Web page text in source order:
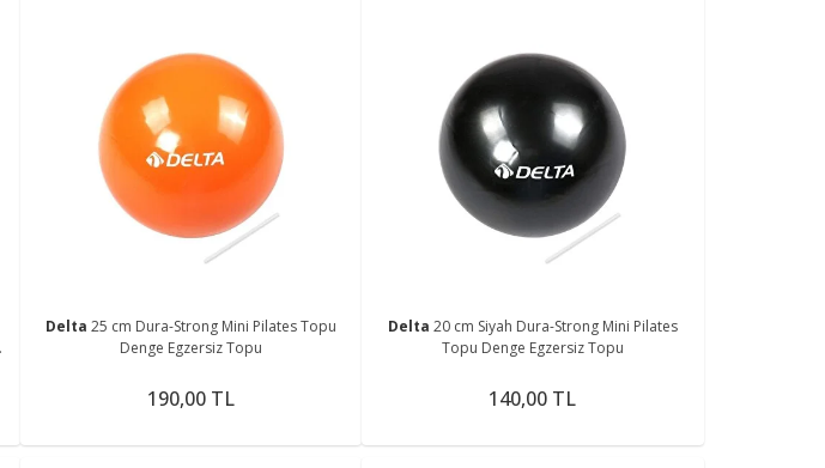
Delta25 cm Dura-Strong Mini Pilates Topu
Denge Egzersiz Topu
190,00 TL
Delta 20 cm Siyah Dura-Strong Mini Pilates
Topu Denge Egzersiz Topu
140,00 TL